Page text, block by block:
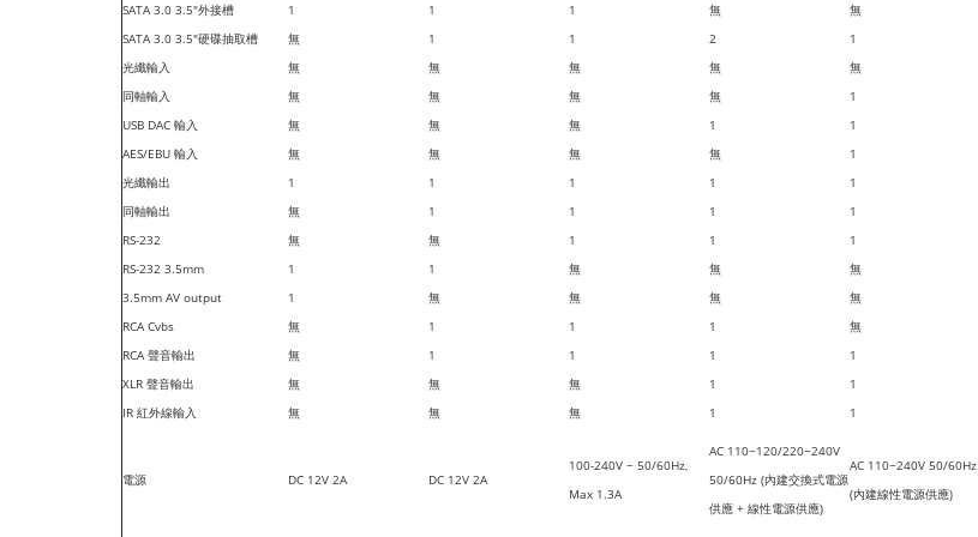
SATA 3.0 3.5"外接槽
1 1 1 無 無
SATA 3.0 3.5"硬碟抽取槽
無 1 1 2 1
光纖輸入
無 無 無 無 無
同軸輸入
無 無 無 無 1
USB DAC 輸入
無 無 無 1 1
AES/EBU 輸入
無 無 無 無 1
光纖輸出
1 1 1 1 1
同軸輸出
無 1 1 1 1
RS-232
無 無 1 1 1
RS-232 3.5mm
1 1 無 無 無
3.5mm AV output
1 無 無 無 無
RCA Cvbs
無 1 1 1 無
RCA 聲音輸出
無 1 1 1 1
XLR 聲音輸出
無 無 無 1 1
IR 紅外線輸入
無 無 無 1 1
電源 DC 12V 2A DC 12V 2A
100-240V ~ 50/60Hz,
Max 1.3A
AC 110~120/220~240V
50/60Hz (內建交換式電源
供應 + 線性電源供應)
AC 110~240V 50/60Hz
(內建線性電源供應)